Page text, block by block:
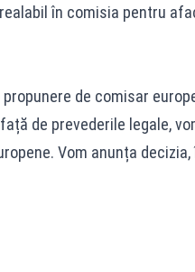
în comisia pentru
de comisar
de prevederile legale,
Vom anunța